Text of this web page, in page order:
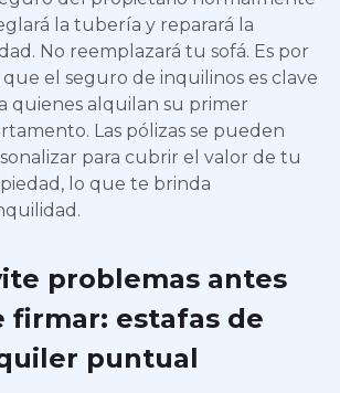
la tubería y reparará la
No reemplazará tu sofá. Es por
que el seguro de inquilinos es clave
quienes alquilan su primer
Las pólizas se pueden
para cubrir el valor de tu
lo que te brinda
problemas antes
firmar: estafas de
puntual